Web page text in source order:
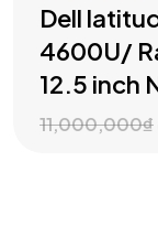
Dell
4600U/
12.5 inch
11,000,000₫